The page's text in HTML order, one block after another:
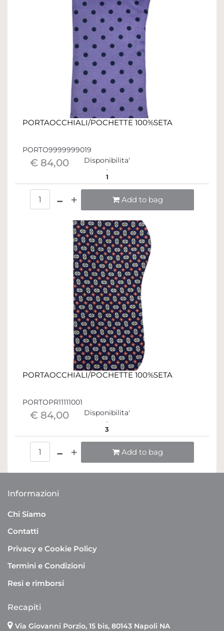
PORTAOCCHIALI/POCHETTE 100%SETA
PORTO9999999019
€ 84,00 Disponibilita'
1
Add to bag
PORTAOCCHIALI/POCHETTE 100%SETA
PORTOPR11111001
€ 84,00 Disponibilita'
3
Add to bag
Informazioni
Chi Siamo
Contatti
Privacy e Cookie Policy
Termini e Condizioni
Resi e rimborsi
Recapiti
Via Giovanni Porzio, 15 bis, 80143 Napoli NA